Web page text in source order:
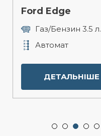
Ford Edge
Газ/Бензин 3.5 л.
Автомат
ДЕТАЛЬНІШЕ